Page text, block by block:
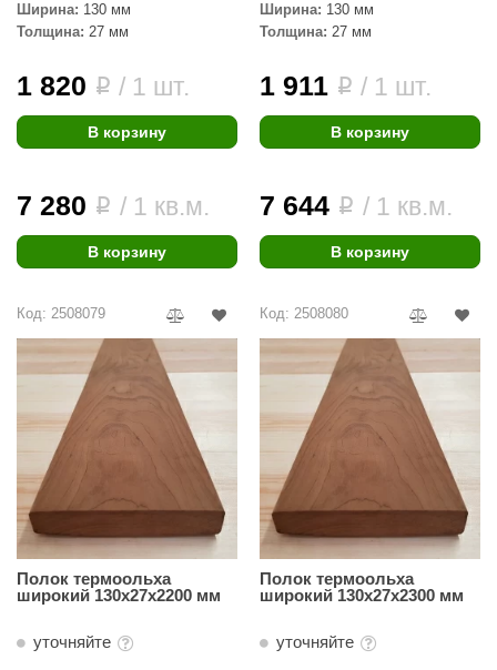
Design
Ширина: 130 мм
Толщина: 27 мм
1 820 i / 1 шт.
В корзину
7 280 i / 1 кв.м.
В корзину
Ширина: 130 мм
Толщина: 27 мм
1 911 i / 1 шт.
В корзину
7 644 i / 1 кв.м.
В корзину
Код: 2508079
Полок термоольха
широкий 130х27х2200 мм
уточняйте
Код: 2508080
Полок термоольха
широкий 130х27х2300 мм
уточняйте